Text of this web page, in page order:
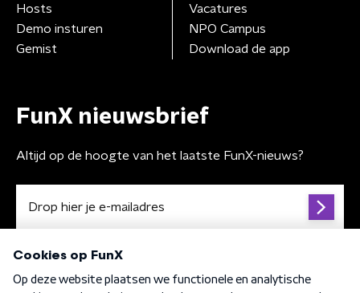
Hosts
Demo insturen
Gemist
Vacatures
NPO Campus
Download de app
FunX nieuwsbrief
Altijd op de hoogte van het laatste FunX-nieuws?